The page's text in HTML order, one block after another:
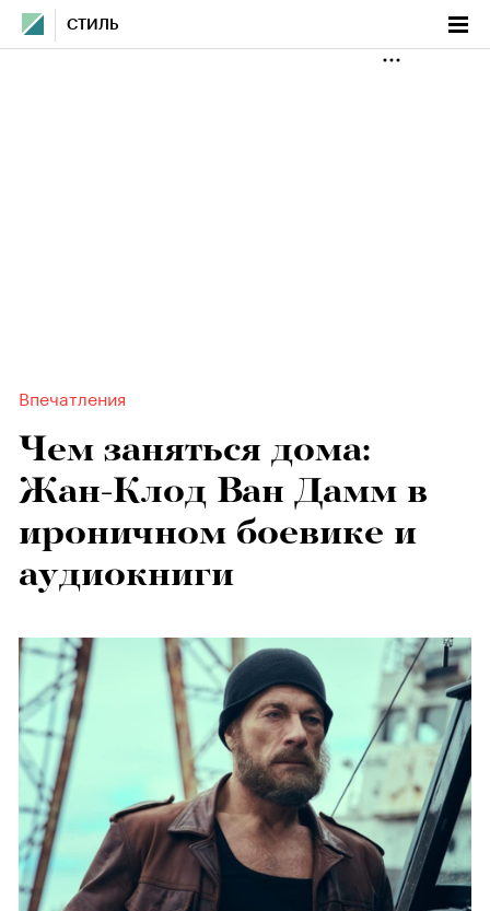
СТИЛЬ
Впечатления
Чем заняться дома:
Жан-Клод Ван Дамм в
ироничном боевике и
аудиокниги